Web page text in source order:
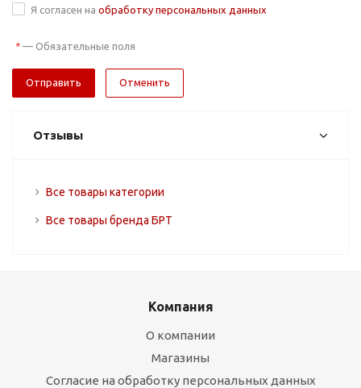
Я согласен на обработку персональных данных
* — Обязательные поля
Отменить
Отзывы
Все товары категории
Все товары бренда БРТ
Компания
О компании
Магазины
Согласие на обработку персональных данных